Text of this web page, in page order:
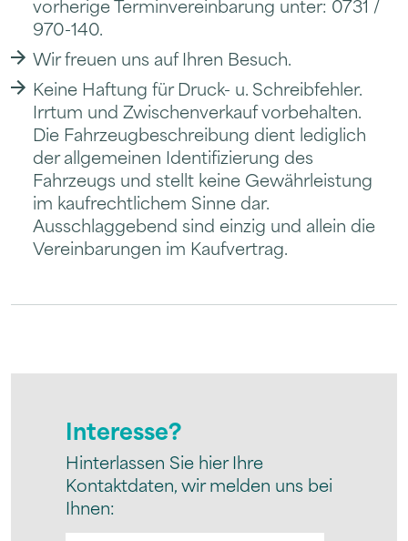
970-140.
Wir freuen uns auf Ihren Besuch.
Keine Haftung für Druck- u. Schreibfehler.
Irrtum und Zwischenverkauf vorbehalten.
Die Fahrzeugbeschreibung dient lediglich
der allgemeinen Identifizierung des
Fahrzeugs und stellt keine Gewährleistung
im kaufrechtlichem Sinne dar.
Ausschlaggebend sind einzig und allein die
Vereinbarungen im Kaufvertrag.
Interesse?
Hinterlassen Sie hier Ihre
Kontaktdaten, wir melden uns bei
Ihnen: